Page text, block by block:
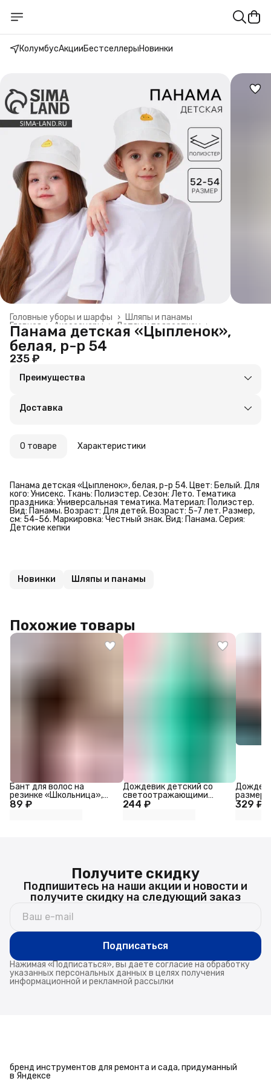
КолумбусАкцииБестселлерыНовинки
Шляпы и панамы
Головные уборы и шарфы ›
Детям и подросткам ›
Аксессуары ›
Главная ›
Панама детская «Цыпленок»,
белая, р-р 54
235 ₽
Преимущества
Удобный возврат
Доставка
О товаре Характеристики
Панама детская «Цыпленок», белая, р-р 54. Цвет: Белый. Для
кого: Унисекс. Ткань: Полиэстер. Сезон: Лето. Тематика
праздника: Универсальная тематика. Материал: Полиэстер.
Вид: Панамы. Возраст: Для детей. Возраст: 5-7 лет. Размер,
см: 54-56. Маркировка: Честный знак. Вид: Панама. Серия:
Детские кепки
Новинки Шляпы и панамы
Похожие товары
89 ₽
Бант для волос на
резинке «Школьница»,
ромашка классик, 11 см,
244 ₽
Дождевик детский со
светоотражающими
элементами, зелёный,
329 ₽
размер
Получите скидку
Подпишитесь на наши акции и новости и
получите скидку на следующий заказ
Подписаться
Нажимая «Подписаться», вы даете согласие на обработку
указанных персональных данных в целях получения
информационной и рекламной рассылки
бренд инструментов для ремонта и сада, придуманный
в Яндексе